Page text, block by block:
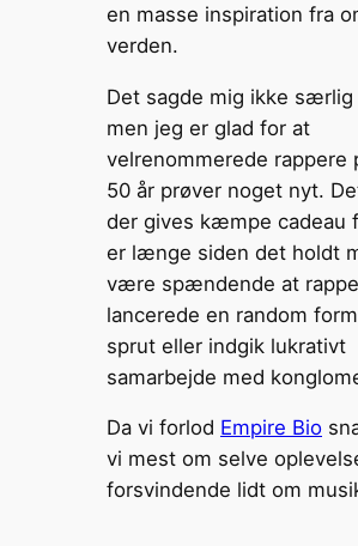
en masse inspiration fra
verden.
Det sagde mig ikke særlig
men jeg er glad for at
velrenommerede rappere
50 år prøver noget nyt.
der gives kæmpe cadeau
er længe siden det holdt
være spændende at
lancerede en random
sprut eller indgik lukrativt
samarbejde med
Da vi forlod Empire Bio
vi mest om selve
forsvindende lidt om